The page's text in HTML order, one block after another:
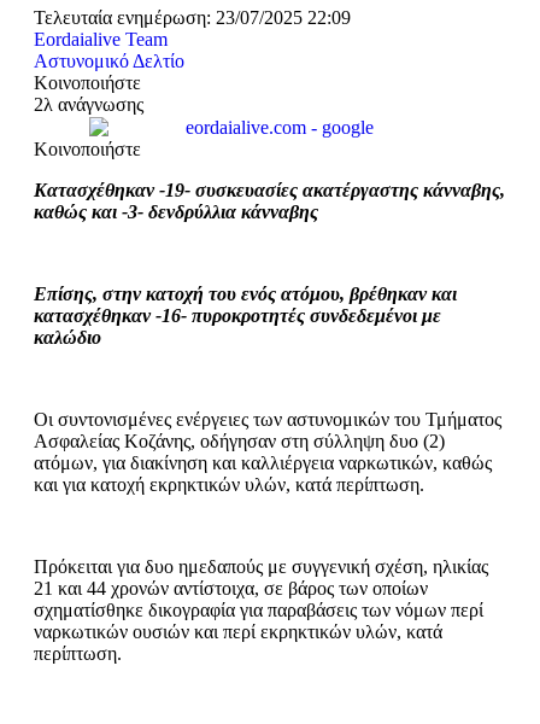
Τελευταία ενημέρωση: 23/07/2025 22:09
Eordaialive Team
Αστυνομικό Δελτίο
Κοινοποιήστε
2λ ανάγνωσης
Κοινοποιήστε
Κατασχέθηκαν -19- συσκευασίες ακατέργαστης κάνναβης,
καθώς και -3- δενδρύλλια κάνναβης
Επίσης, στην κατοχή του ενός ατόμου, βρέθηκαν και
κατασχέθηκαν -16- πυροκροτητές συνδεδεμένοι με
καλώδιο
Οι συντονισμένες ενέργειες των αστυνομικών του Τμήματος
Ασφαλείας Κοζάνης, οδήγησαν στη σύλληψη δυο (2)
ατόμων, για διακίνηση και καλλιέργεια ναρκωτικών, καθώς
και για κατοχή εκρηκτικών υλών, κατά περίπτωση.
Πρόκειται για δυο ημεδαπούς με συγγενική σχέση, ηλικίας
21 και 44 χρονών αντίστοιχα, σε βάρος των οποίων
σχηματίσθηκε δικογραφία για παραβάσεις των νόμων περί
ναρκωτικών ουσιών και περί εκρηκτικών υλών, κατά
περίπτωση.